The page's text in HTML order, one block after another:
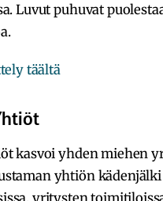
Luvut puhuvat
täältä
kasvoi yhden miehen
yhtiön
yritysten